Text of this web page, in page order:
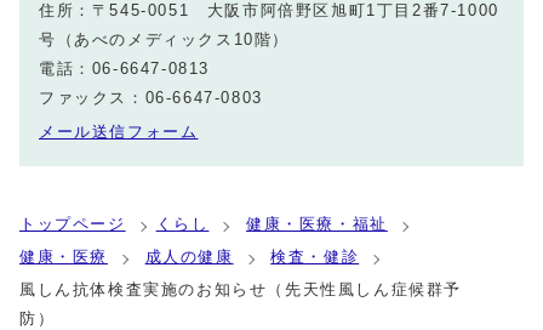
住所：〒545-0051 大阪市阿倍野区旭町1丁目2番7-1000
号（あべのメディックス10階）
電話：06-6647-0813
ファックス：06-6647-0803
メール送信フォーム
トップページ くらし
健康・医療・福祉
健康・医療
成人の健康
検査・健診
風しん抗体検査実施のお知らせ（先天性風しん症候群予
防）